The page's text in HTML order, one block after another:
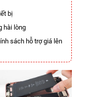
bị
hài lòng
sách hỗ trợ giá lên